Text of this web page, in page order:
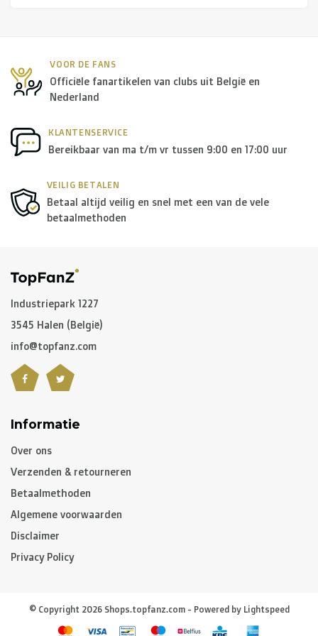
R. EV - Remco Evenepoel
Lopende veilingen
Afgelopen veilingen
VOOR DE FANS
Officiële fanartikelen van clubs uit België en
Nederland
KLANTENSERVICE
Bereikbaar van ma t/m vr tussen 9:00 en 17:00 uur
VEILIG BETALEN
Betaal altijd veilig en snel met een van de vele
betaalmethoden
Industriepark 1227
3545 Halen (België)
info@topfanz.com
Informatie
Over ons
Verzenden & retourneren
Betaalmethoden
Algemene voorwaarden
Disclaimer
Privacy Policy
© Copyright 2026 Shops.topfanz.com - Powered by Lightspeed